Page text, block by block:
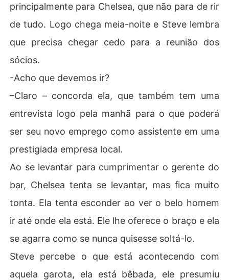
principalmente para Chelsea, que não para de rir
de tudo. Logo chega meia-noite e Steve lembra
que precisa chegar cedo para a reunião dos
sócios.
-Acho que devemos ir?
–Claro – concorda ela, que também tem uma
entrevista logo pela manhã para o que poderá
ser seu novo emprego como assistente em uma
prestigiada empresa local.
Ao se levantar para cumprimentar o gerente do
bar, Chelsea tenta se levantar, mas fica muito
tonta. Ela tenta esconder ao ver o belo homem
ir até onde ela está. Ele lhe oferece o braço e ela
se agarra como se nunca quisesse soltá-lo.
Steve percebe o que está acontecendo com
aquela garota, ela está bêbada, ele presumiu